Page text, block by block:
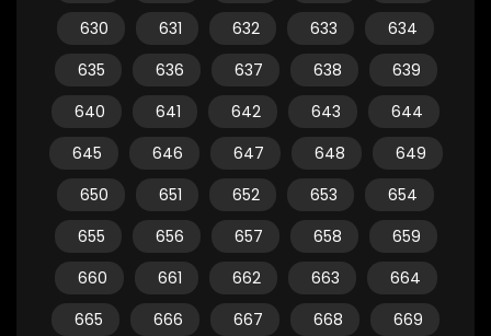
630
631 632 633
634
635
636 637 638
639
640
641 642 643
644
645
646 647 648
649
650
651 652 653
654
655
656 657 658
659
660
661 662 663
664
665
666 667 668
669